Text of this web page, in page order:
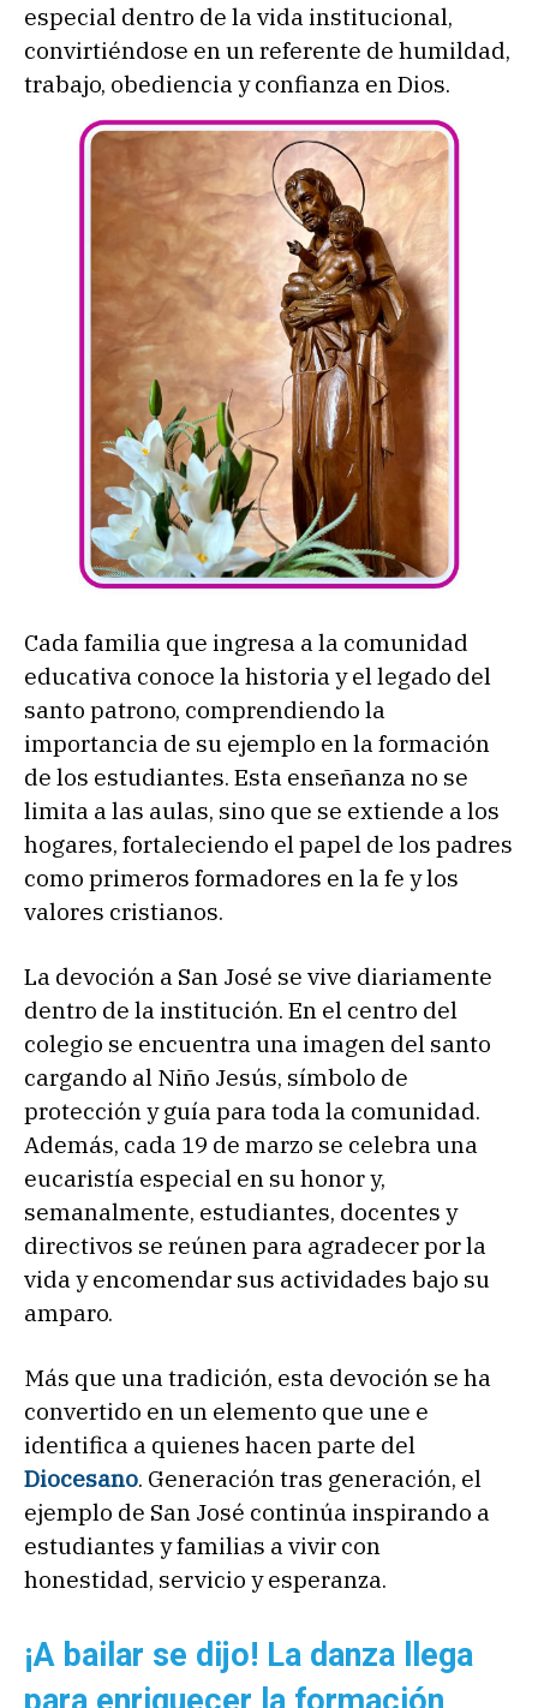
especial dentro de la vida institucional,
convirtiéndose en un referente de humildad,
trabajo, obediencia y confianza en Dios.
Cada familia que ingresa a la comunidad
educativa conoce la historia y el legado del
santo patrono, comprendiendo la
importancia de su ejemplo en la formación
de los estudiantes. Esta enseñanza no se
limita a las aulas, sino que se extiende a los
hogares, fortaleciendo el papel de los padres
como primeros formadores en la fe y los
valores cristianos.
La devoción a San José se vive diariamente
dentro de la institución. En el centro del
colegio se encuentra una imagen del santo
cargando al Niño Jesús, símbolo de
protección y guía para toda la comunidad.
Además, cada 19 de marzo se celebra una
eucaristía especial en su honor y,
semanalmente, estudiantes, docentes y
directivos se reúnen para agradecer por la
vida y encomendar sus actividades bajo su
amparo.
Más que una tradición, esta devoción se ha
convertido en un elemento que une e
identifica a quienes hacen parte del
Diocesano. Generación tras generación, el
ejemplo de San José continúa inspirando a
estudiantes y familias a vivir con
honestidad, servicio y esperanza.
¡A bailar se dijo! La danza llega